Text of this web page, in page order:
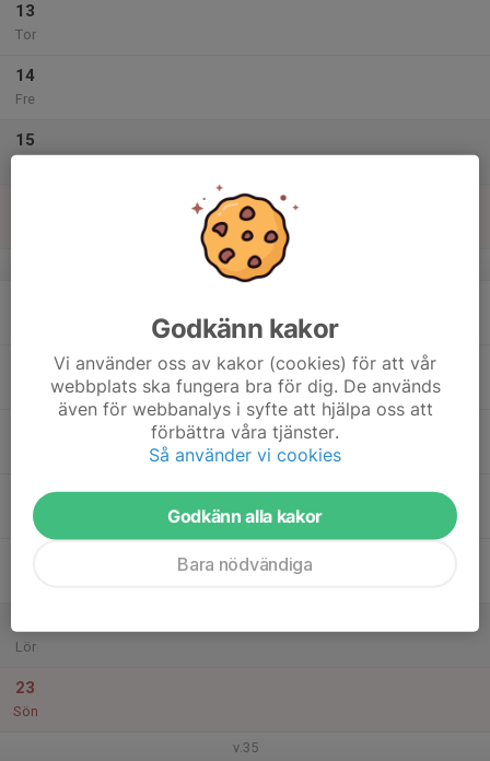
13
Tor
14
Fre
15
v.34
Tor
Lör
23
Sön
v.35
Godkänn kakor
Vi använder oss av kakor (cookies) för att vår
webbplats ska fungera bra för dig. De används
även för webbanalys i syfte att hjälpa oss att
förbättra våra tjänster.
Så använder vi cookies
Godkänn alla kakor
Bara nödvändiga